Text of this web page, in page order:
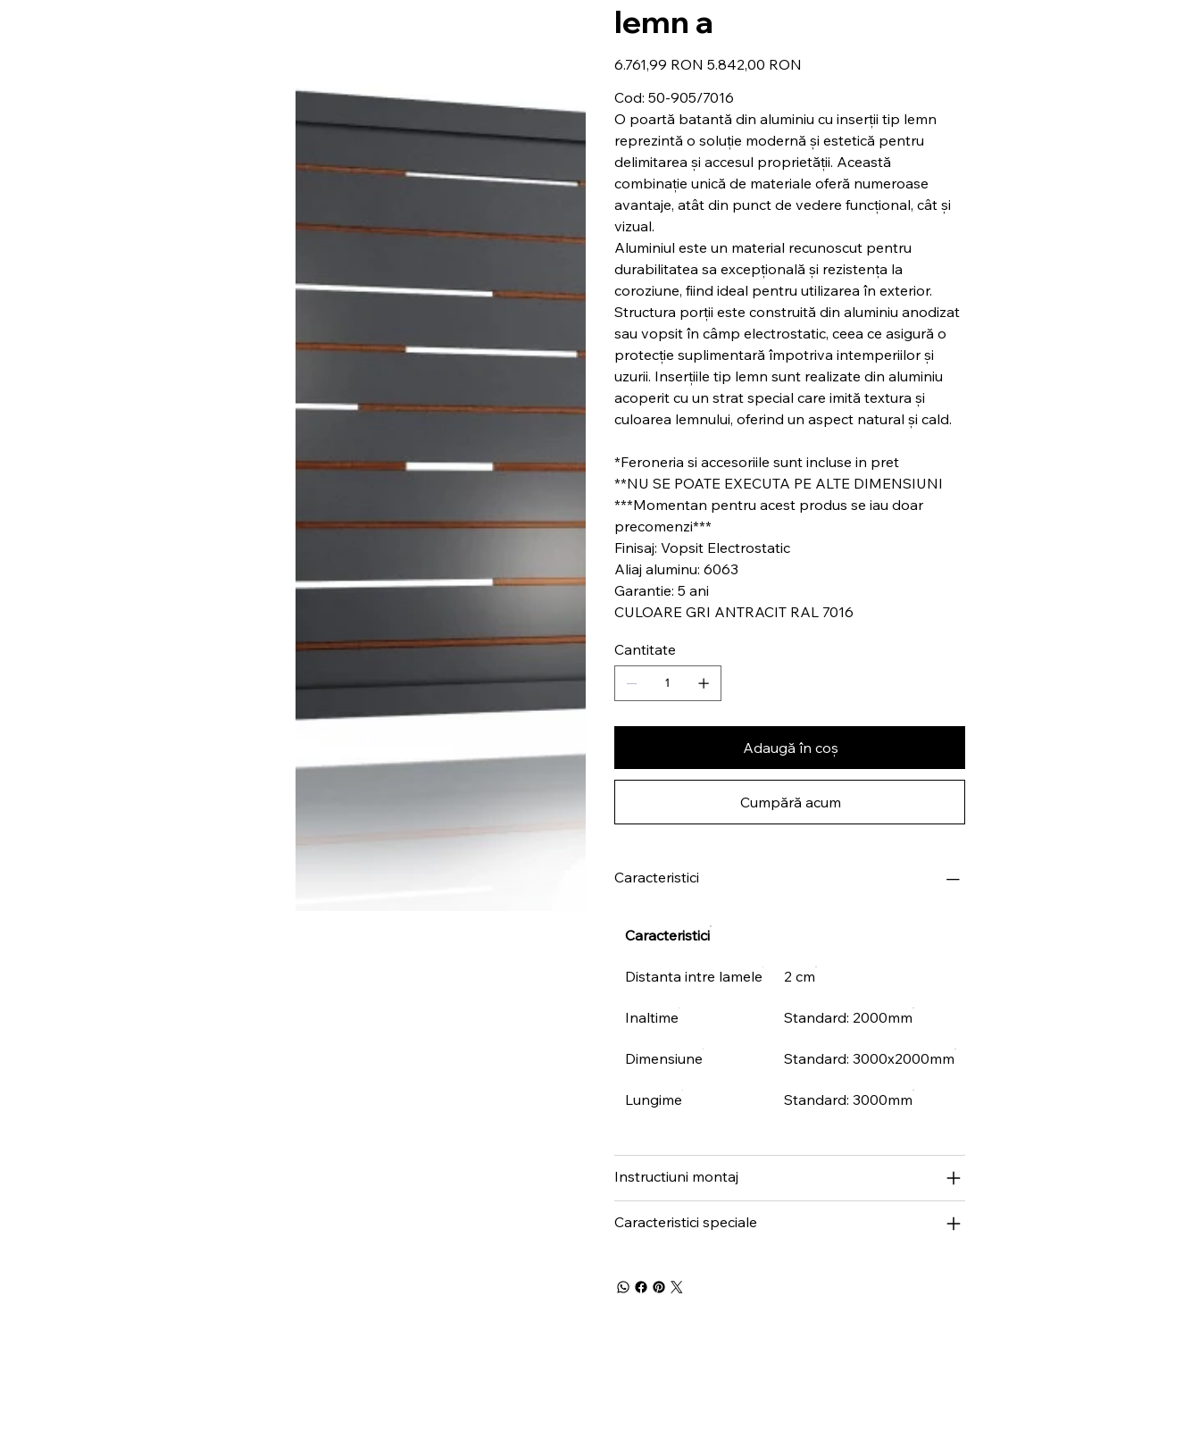
lemn a
Preț
inițial
6.761,99 RON
Preț
redus
5.842,00 RON
Cod: 50-905/7016
O poartă batantă din aluminiu cu inserții tip lemn
reprezintă o soluție modernă și estetică pentru
delimitarea și accesul proprietății. Această
combinație unică de materiale oferă numeroase
avantaje, atât din punct de vedere funcțional, cât și
vizual.
Aluminiul este un material recunoscut pentru
durabilitatea sa excepțională și rezistența la
coroziune, fiind ideal pentru utilizarea în exterior.
Structura porții este construită din aluminiu anodizat
sau vopsit în câmp electrostatic, ceea ce asigură o
protecție suplimentară împotriva intemperiilor și
uzurii. Inserțiile tip lemn sunt realizate din aluminiu
acoperit cu un strat special care imită textura și
culoarea lemnului, oferind un aspect natural și cald.
*Feroneria si accesoriile sunt incluse in pret
**NU SE POATE EXECUTA PE ALTE DIMENSIUNI
***Momentan pentru acest produs se iau doar
precomenzi***
Finisaj: Vopsit Electrostatic
Aliaj aluminu: 6063
Garantie: 5 ani
CULOARE GRI ANTRACIT RAL 7016
Cantitate
Adaugă în coș
Cumpără acum
Caracteristici
Caracteristici
Distanta intre lamele 2 cm
Inaltime Standard: 2000mm
Dimensiune Standard: 3000x2000mm
Lungime Standard: 3000mm
Instructiuni montaj
Caracteristici speciale